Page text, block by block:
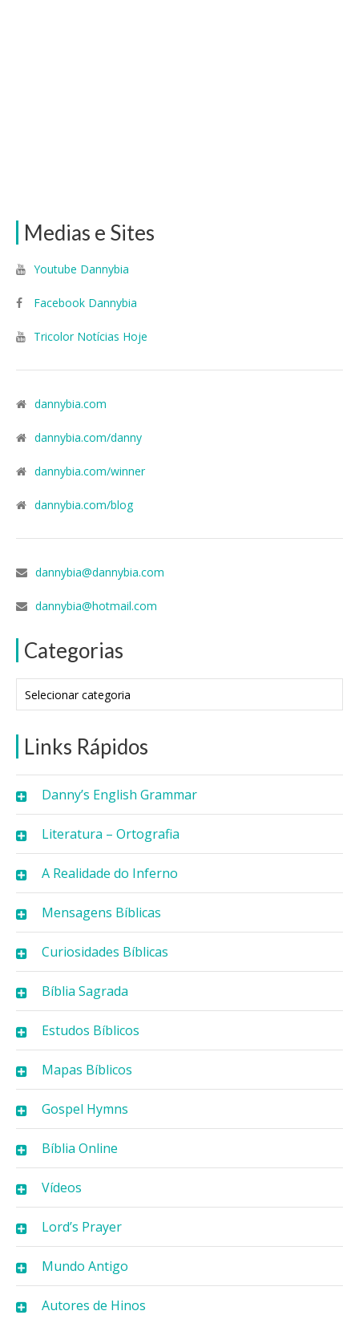
Medias e Sites
Youtube Dannybia
Facebook Dannybia
Tricolor Notícias Hoje
dannybia.com
dannybia.com/danny
dannybia.com/winner
dannybia.com/blog
dannybia@dannybia.com
dannybia@hotmail.com
Categorias
Links Rápidos
Danny’s English Grammar
Literatura – Ortografia
A Realidade do Inferno
Mensagens Bíblicas
Curiosidades Bíblicas
Bíblia Sagrada
Estudos Bíblicos
Mapas Bíblicos
Gospel Hymns
Bíblia Online
Vídeos
Lord’s Prayer
Mundo Antigo
Autores de Hinos